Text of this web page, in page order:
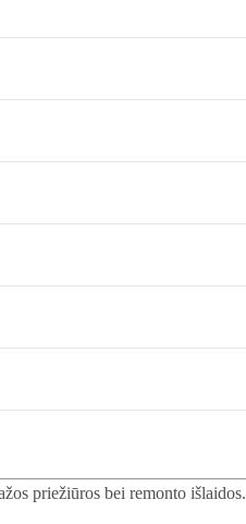
priežiūros bei remonto išlaidos.